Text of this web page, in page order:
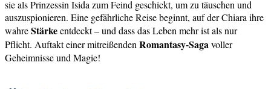
sie als Prinzessin Isida zum Feind geschickt, um zu täuschen und
auszuspionieren. Eine gefährliche Reise beginnt, auf der Chiara ihre
wahreStärkeentdeckt – und dass das Leben mehr ist als nur
Pflicht. Auftakt einer mitreißenden Romantasy-Saga voller
Geheimnisse und Magie!